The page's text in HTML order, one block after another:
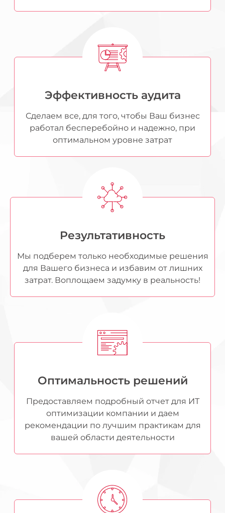
Эффективность аудита
Сделаем все, для того, чтобы Ваш бизнес
работал бесперебойно и надежно, при
оптимальном уровне затрат
Результативность
Мы подберем только необходимые решения
для Вашего бизнеса и избавим от лишних
затрат. Воплощаем задумку в реальность!
Оптимальность решений​
Предоставляем подробный отчет для ИТ
оптимизации компании и даем
рекомендации по лучшим практикам для
вашей области деятельности